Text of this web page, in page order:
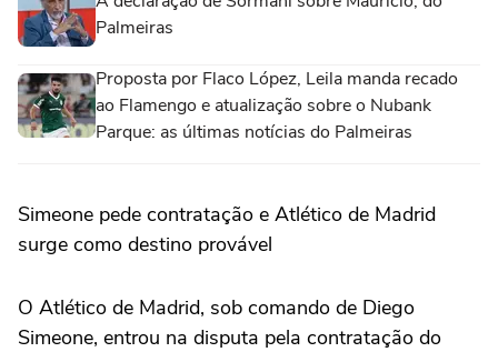
Palmeiras
Proposta por Flaco López, Leila manda recado
ao Flamengo e atualização sobre o Nubank
Parque: as últimas notícias do Palmeiras
Simeone pede contratação e Atlético de Madrid
surge como destino provável
O Atlético de Madrid, sob comando de Diego
Simeone, entrou na disputa pela contratação do